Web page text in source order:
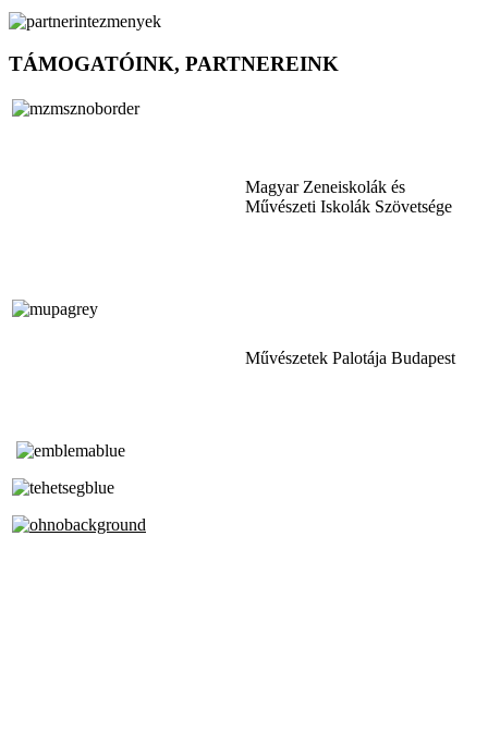
TÁMOGATÓINK, PARTNEREINK
Magyar Zeneiskolák és
Művészeti Iskolák Szövetsége
Művészetek Palotája Budapest